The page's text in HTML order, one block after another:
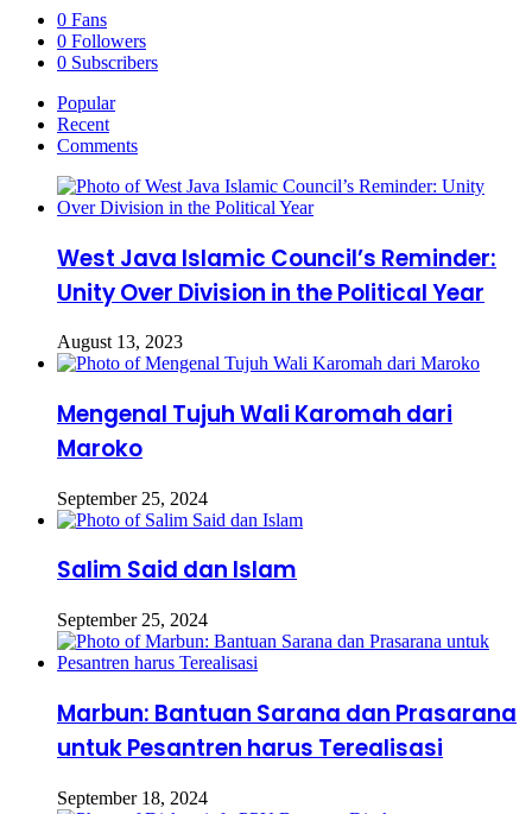
0 Fans
0 Followers
0 Subscribers
Popular
Recent
Comments
West Java Islamic Council’s Reminder:
Unity Over Division in the Political Year
August 13, 2023
Mengenal Tujuh Wali Karomah dari
Maroko
September 25, 2024
Salim Said dan Islam
September 25, 2024
Marbun: Bantuan Sarana dan Prasarana
untuk Pesantren harus Terealisasi
September 18, 2024